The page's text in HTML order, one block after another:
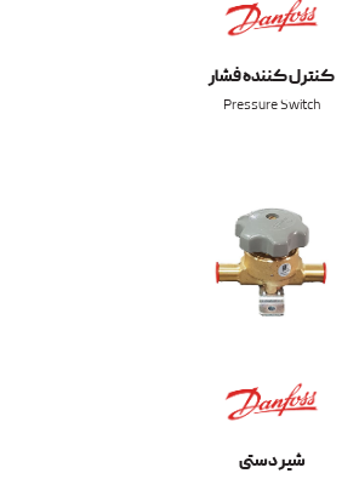
کنترل کننده فشار
Pressure Switch
شیر دستی